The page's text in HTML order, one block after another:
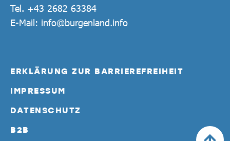
Tel. +43 2682 63384
E-Mail: info@burgenland.info
ERKLÄRUNG ZUR BARRIEREFREIHEIT
IMPRESSUM
DATENSCHUTZ
B2B